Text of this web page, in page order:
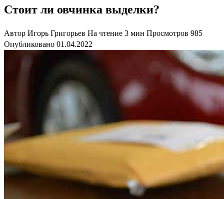
Стоит ли овчинка выделки?
Автор Игорь Григорьев На чтение 3 мин Просмотров 985
Опубликовано 01.04.2022